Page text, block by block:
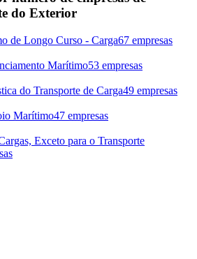
do Exterior
de Longo Curso - Carga67 empresas
Marítimo53 empresas
do Transporte de Carga49 empresas
Marítimo47 empresas
Exceto para o Transporte